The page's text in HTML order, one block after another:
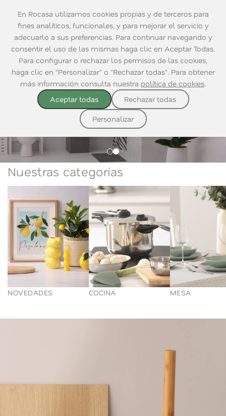
En Rocasa utilizamos cookies propias y de terceros para
fines analíticos, funcionales, y para mejorar el servicio y
adecuarlo a sus preferencias. Para continuar navegando y
consentir el uso de las mismas haga clic en Aceptar Todas.
Para configurar o rechazar los permisos de las cookies,
haga clic en "Personalizar" o "Rechazar todas". Para obtener
más información consulta nuestra política de cookies.
Aceptar todas
Rechazar todas
Personalizar
DESCUBRE NUESTRO CATÁLOGO
DESCUBRE NUESTRO CATÁLOGO
Crea tu espacio
Nuestras categorías
NOVEDADES COCINA MESA